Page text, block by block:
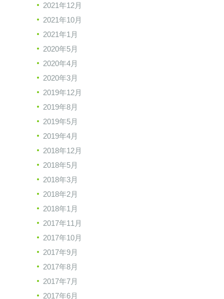
2021年12月
2021年10月
2021年1月
2020年5月
2020年4月
2020年3月
2019年12月
2019年8月
2019年5月
2019年4月
2018年12月
2018年5月
2018年3月
2018年2月
2018年1月
2017年11月
2017年10月
2017年9月
2017年8月
2017年7月
2017年6月